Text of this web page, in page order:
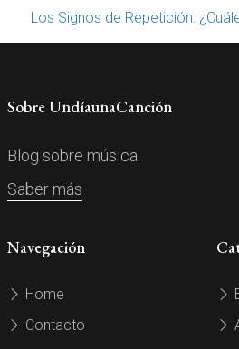
Los Signos de Repetición:
Sobre UndíaunaCanción
Blog sobre música.
Saber más
Navegación
Home
Contacto